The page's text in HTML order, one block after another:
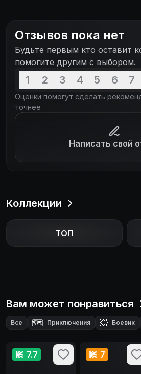
правителей города... Неистовая
обрушивается на Помпеи и
градом камней и обломков
красивейший город, а с ним и
правитель.
Отзывов пока нет
Будьте первым кто оставит
помогите другим с выбором.
1 2 3 4 5 6 7
Оценки помогут сделать
точнее
Написать свой
Коллекции
ТОП
Вам может понравиться
Все 🗺️ Приключения 💥 Боевик
7.7 7